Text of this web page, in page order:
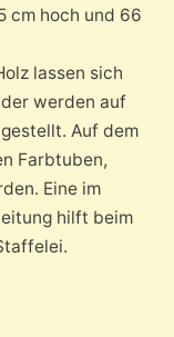
cm hoch und 66
lassen sich
werden auf
Auf dem
Farbtuben,
Eine im
hilft beim